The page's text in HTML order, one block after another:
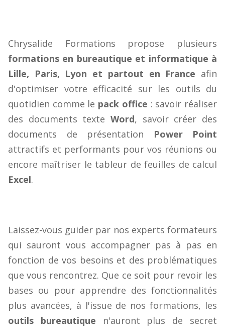
Chrysalide Formations propose plusieurs
formations en bureautique et informatique à
Lille, Paris, Lyon et partout en France afin
d'optimiser votre efficacité sur les outils du
quotidien comme le pack office : savoir réaliser
des documents texte Word, savoir créer des
documents de présentation
Power Point
attractifs et performants pour vos réunions ou
encore maîtriser le tableur de feuilles de calcul
Excel.
Laissez-vous guider par nos experts formateurs
qui sauront vous accompagner pas à pas en
fonction de vos besoins et des problématiques
que vous rencontrez. Que ce soit pour revoir les
bases ou pour apprendre des fonctionnalités
plus avancées, à l'issue de nos formations, les
outils bureautique n'auront plus de secret